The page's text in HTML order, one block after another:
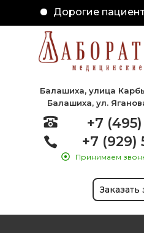
Дорогие
Балашиха, улица
Балашиха, ул.
+7 (495)
+7 (929)
Принимаем
Заказать